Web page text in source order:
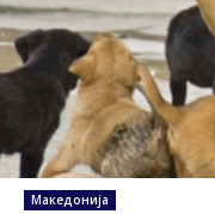
Македонија